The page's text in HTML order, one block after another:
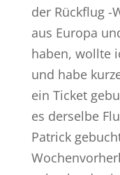
der Rückflug -
aus Europa
haben, wollte
und habe
ein Ticket
es derselbe
Patrick